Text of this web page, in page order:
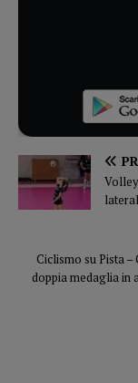
Ciclismo su Pista
doppia medaglia in